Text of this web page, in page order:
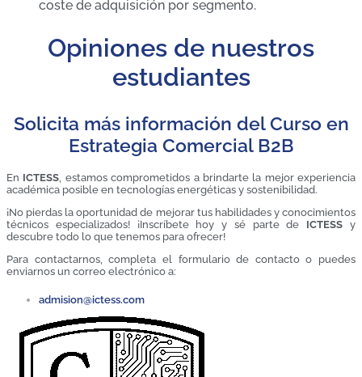
coste de adquisición por segmento.
Opiniones de nuestros
estudiantes
Solicita más información del Curso en
Estrategia Comercial B2B
En ICTESS, estamos comprometidos a brindarte la mejor experiencia
académica posible en tecnologías energéticas y sostenibilidad.
¡No pierdas la oportunidad de mejorar tus habilidades y conocimientos
técnicos especializados! ¡Inscríbete hoy y sé parte de ICTESS y
descubre todo lo que tenemos para ofrecer!
Para contactarnos, completa el formulario de contacto o puedes
enviarnos un correo electrónico a:
admision@ictess.com